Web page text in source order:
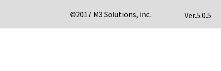
©2017 M3 Solutions, inc. Ver.5.0.5